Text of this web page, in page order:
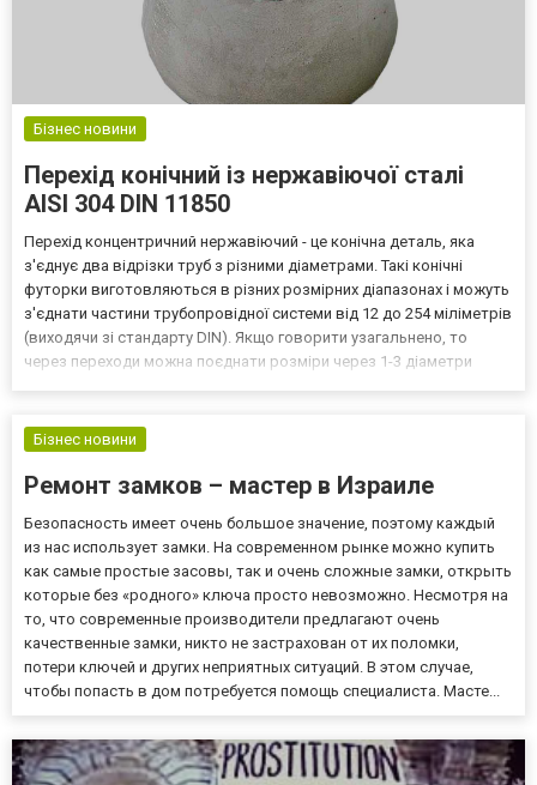
Бізнес новини
Перехід конічний із нержавіючої сталі
AISI 304 DIN 11850
Перехід концентричний нержавіючий - це конічна деталь, яка
з'єднує два відрізки труб з різними діаметрами. Такі конічні
футорки виготовляються в різних розмірних діапазонах і можуть
з'єднати частини трубопровідної системи від 12 до 254 міліметрів
(виходячи зі стандарту DIN). Якщо говорити узагальнено, то
через переходи можна поєднати розміри через 1-3 діаметри
Бізнес новини
Ремонт замков – мастер в Израиле
Безопасность имеет очень большое значение, поэтому каждый
из нас использует замки. На современном рынке можно купить
как самые простые засовы, так и очень сложные замки, открыть
которые без «родного» ключа просто невозможно. Несмотря на
то, что современные производители предлагают очень
качественные замки, никто не застрахован от их поломки,
потери ключей и других неприятных ситуаций. В этом случае,
чтобы попасть в дом потребуется помощь специалиста. Масте...